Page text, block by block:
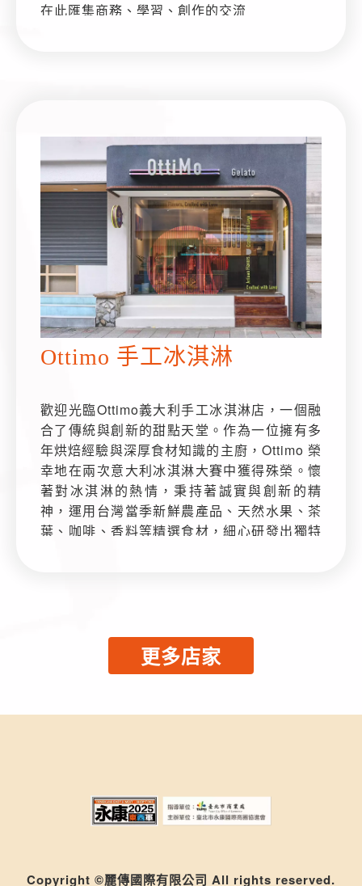
在此匯集商務、學習、創作的交流
Ottimo 手工冰淇淋
歡迎光臨Ottimo義大利手工冰淇淋店，一個融
合了傳統與創新的甜點天堂。作為一位擁有多
年烘焙經驗與深厚食材知識的主廚，Ottimo 榮
幸地在兩次意大利冰淇淋大賽中獲得殊榮。懷
著對冰淇淋的熱情，秉持著誠實與創新的精
神，運用台灣當季新鮮農產品、天然水果、茶
葉、咖啡、香料等精選食材，細心研發出獨特
口都是精心設計的味覺饗宴。讓Ottimo的手工
冰淇淋帶給您前所未有的甜蜜體驗，感受義大
更多店家
Copyright ©麗傳國際有限公司 All rights reserved.